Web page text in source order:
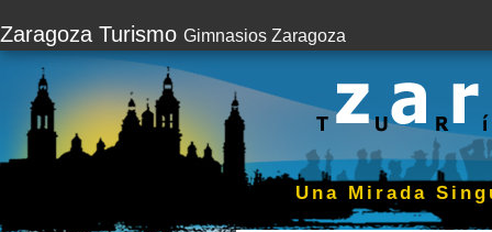
Zaragoza Turismo Gimnasios Zaragoza
Una Mirada